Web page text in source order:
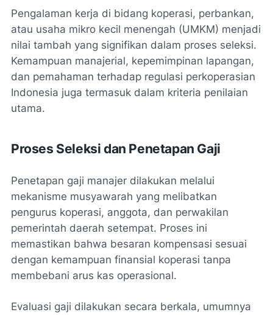
Pengalaman kerja di bidang koperasi, perbankan,
atau usaha mikro kecil menengah (UMKM) menjadi
nilai tambah yang signifikan dalam proses seleksi.
Kemampuan manajerial, kepemimpinan lapangan,
dan pemahaman terhadap regulasi perkoperasian
Indonesia juga termasuk dalam kriteria penilaian
utama.
Proses Seleksi dan Penetapan Gaji
Penetapan gaji manajer dilakukan melalui
mekanisme musyawarah yang melibatkan
pengurus koperasi, anggota, dan perwakilan
pemerintah daerah setempat. Proses ini
memastikan bahwa besaran kompensasi sesuai
dengan kemampuan finansial koperasi tanpa
membebani arus kas operasional.
Evaluasi gaji dilakukan secara berkala, umumnya